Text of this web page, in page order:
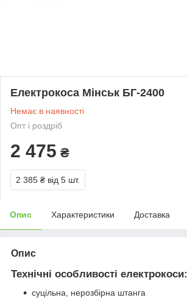
Електрокоса Мінськ БГ-2400
Немає в наявності
Опт і роздріб
2 475 ₴
2 385 ₴ від 5 шт.
Опис Характеристики Доставка
Опис
Технічні особливості електрокоси:
суцільна, нерозбірна штанга